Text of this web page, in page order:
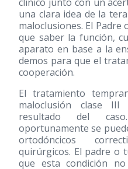
clínico junto con un
una clara idea de la
maloclusiones. El
que saber la función,
aparato en base a la
demos para que el
cooperación.
El tratamiento
maloclusión clase
resultado del
oportunamente se
ortodóncicos
quirúrgicos. El padre o
que esta condición